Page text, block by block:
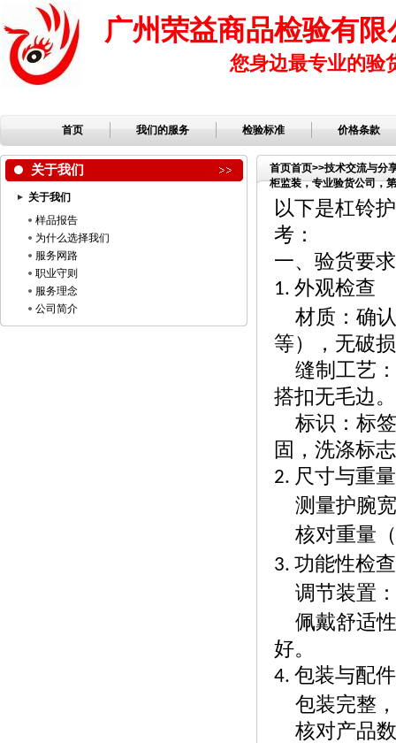
广州荣益商品检验有限
您身边最专业的验
首页 我们的服务 检验标准 价格条款
关于我们
关于我们
样品报告
为什么选择我们
服务网路
职业守则
服务理念
公司简介
首页首页>>技术交流与分
柜监装，专业验货公司，
品公司，服装检品，鞋子
以下是杠铃
考：
一、验货要求
1. 外观检查
材质：确
等），无破
缝制工艺
搭扣无毛边。
标识：标
固，洗涤标
2. 尺寸与重
测量护腕
核对重量
3. 功能性检
调节装置
佩戴舒适
好。
4. 包装与配
包装完整
核对产品